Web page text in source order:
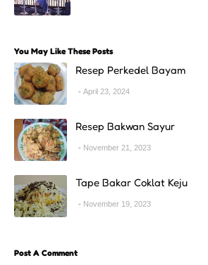
You May Like These Posts
Resep Perkedel Bayam
April 23, 2024
Resep Bakwan Sayur
November 21, 2023
Tape Bakar Coklat Keju
November 19, 2023
Post A Comment